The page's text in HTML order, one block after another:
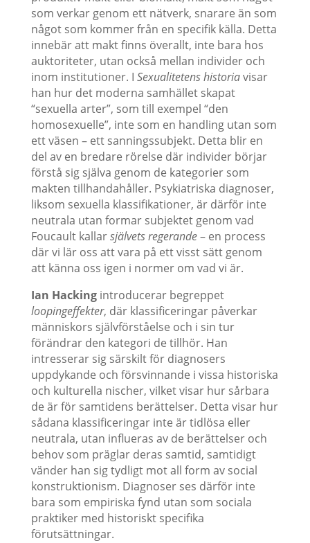
som verkar genom ett nätverk, snarare än som
något som kommer från en specifik källa. Detta
innebär att makt finns överallt, inte bara hos
auktoriteter, utan också mellan individer och
inom institutioner. I Sexualitetens historiavisar
han hur det moderna samhället skapat
“sexuella arter”, som till exempel “den
homosexuelle”, inte som en handling utan som
ett väsen – ett sanningssubjekt. Detta blir en
del av en bredare rörelse där individer börjar
förstå sig själva genom de kategorier som
makten tillhandahåller. Psykiatriska diagnoser,
liksom sexuella klassifikationer, är därför inte
neutrala utan formar subjektet genom vad
Foucault kallarsjälvets regerande– en process
där vi lär oss att vara på ett visst sätt genom
att känna oss igen i normer om vad vi är.
Ian Hackingintroducerar begreppet
loopingeffekter, där klassificeringar påverkar
människors självförståelse och i sin tur
förändrar den kategori de tillhör. Han
intresserar sig särskilt för diagnosers
uppdykande och försvinnande i vissa historiska
och kulturella nischer, vilket visar hur sårbara
de är för samtidens berättelser. Detta visar hur
sådana klassificeringar inte är tidlösa eller
neutrala, utan influeras av de berättelser och
behov som präglar deras samtid, samtidigt
vänder han sig tydligt mot all form av social
konstruktionism. Diagnoser ses därför inte
bara som empiriska fynd utan som sociala
praktiker med historiskt specifika
förutsättningar.